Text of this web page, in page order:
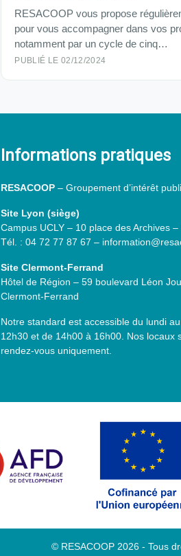
RESACOOP vous propose
pour vous accompagner dans vos
notamment par un cycle de cinq…
PUBLIÉ LE 02/12/2024
Informations pratiques
RESACOOP – Groupement d’intérêt
Site Lyon (siège)
Campus UCLY – 10 place des Archives
Tél. : 04 72 77 87 67 –
Site Clermont-Ferrand
Hôtel de Région – 59 boulevard Léon
Clermont-Ferrand
Notre standard est accessible du lundi
12h30 et de 14h00 à 16h00. Nos locaux
rendez-vous uniquement.
© RESACOOP 2026 - Tous